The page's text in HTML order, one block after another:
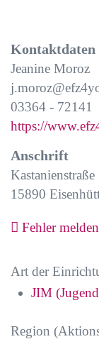
Kontaktdaten
Jeanine Moroz
03364 - 72141
https://
Anschrift
15890
Fehler
Art der
JIM
Region